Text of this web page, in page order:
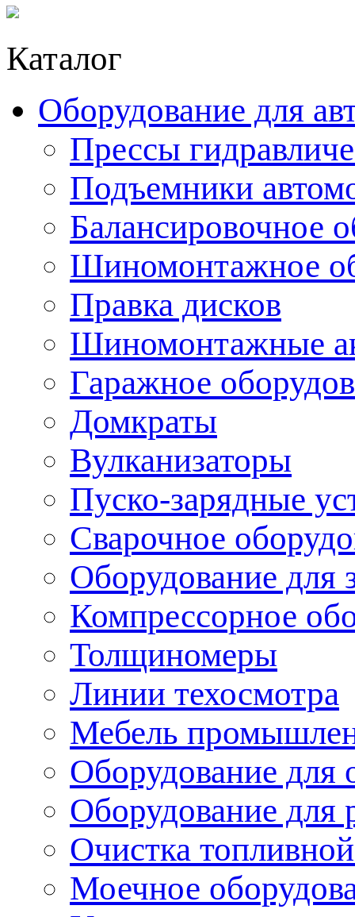
Каталог
Оборудование для
Прессы
Подъемники
Балансировочное
Шиномонтажное
Правка дисков
Шиномонтажные
Гаражное
Домкраты
Вулканизаторы
Пуско-зарядные
Сварочное
Оборудование для
Компрессорное
Толщиномеры
Линии техосмотра
Мебель
Оборудование для
Оборудование для
Очистка
Моечное